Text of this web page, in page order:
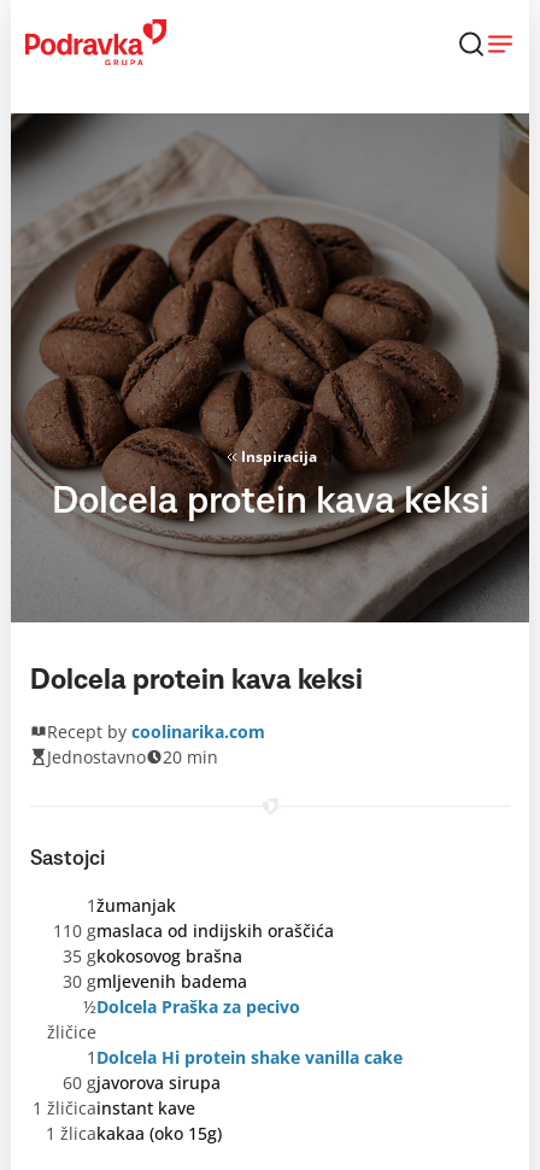
content
Inspiracija
Dolcela protein kava keksi
Dolcela protein kava keksi
Recept by coolinarika.com
Jednostavno
20 min
Sastojci
1žumanjak
110 gmaslaca od indijskih oraščića
35 gkokosovog brašna
30 gmljevenih badema
½
žličice
Dolcela Praška za pecivo
1 Dolcela Hi protein shake vanilla cake
60 gjavorova sirupa
1 žličicainstant kave
1 žlicakakaa (oko 15g)